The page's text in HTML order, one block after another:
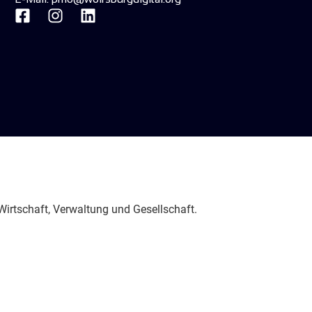
zentraler Baustein der Stadtentwicklung.
Verwaltung und Gesellschaft.